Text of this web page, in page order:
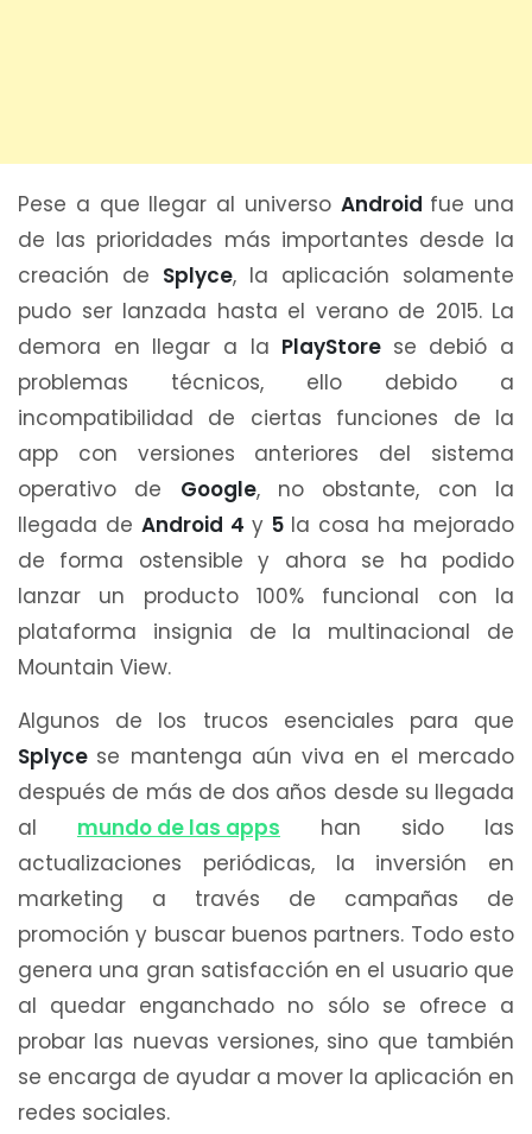
Pese a que llegar al universo Android fue una
de las prioridades más importantes desde la
creación de Splyce, la aplicación solamente
pudo ser lanzada hasta el verano de 2015. La
demora en llegar a la PlayStore se debió a
problemas técnicos, ello debido a
incompatibilidad de ciertas funciones de la
app con versiones anteriores del sistema
operativo de Google, no obstante, con la
llegada de Android 4 y 5 la cosa ha mejorado
de forma ostensible y ahora se ha podido
lanzar un producto 100% funcional con la
plataforma insignia de la multinacional de
Mountain View.
Algunos de los trucos esenciales para que
Splyce se mantenga aún viva en el mercado
después de más de dos años desde su llegada
al mundo de las apps han sido las
actualizaciones periódicas, la inversión en
marketing a través de campañas de
promoción y buscar buenos partners. Todo esto
genera una gran satisfacción en el usuario que
al quedar enganchado no sólo se ofrece a
probar las nuevas versiones, sino que también
se encarga de ayudar a mover la aplicación en
redes sociales.